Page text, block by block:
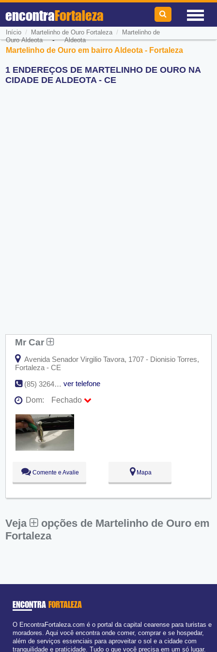
encontraFortaleza
Início / Martelinho de Ouro Fortaleza/
Martelinho de
Ouro Aldeota-Aldeota
Martelinho de Ouro em bairro Aldeota - Fortaleza
1 ENDEREÇOS DE MARTELINHO DE OURO NA
CIDADE DE ALDEOTA - CE
Mr Car
Avenida Senador Virgilio Tavora, 1707 - Dionisio Torres,
Fortaleza - CE
(85) 3264-7878
ver telefone
Dom:
Fechado
Seg:
09:00 - 18:00
Ter:
09:00 - 18:00
Qua:
09:00 - 18:00
Qui:
09:00 - 18:00
Sex:
Comente e Avalie Mapa
Veja
opções de Martelinho de Ouro em
Fortaleza
ENCONTRA FORTALEZA
O EncontraFortaleza.com é o portal da capital cearense para turistas e
moradores. Aqui você encontra onde comer, comprar e se hospedar,
além de serviços essenciais para aproveitar o sol e a cidade com
tranquilidade e praticidade. Tudo o que você precisa em um só lugar.